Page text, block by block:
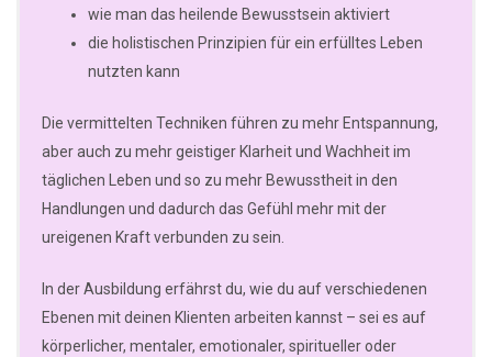
wie man das heilende Bewusstsein aktiviert
die holistischen Prinzipien für ein erfülltes Leben
nutzten kann
Die vermittelten Techniken führen zu mehr Entspannung,
aber auch zu mehr geistiger Klarheit und Wachheit im
täglichen Leben und so zu mehr Bewusstheit in den
Handlungen und dadurch das Gefühl mehr mit der
ureigenen Kraft verbunden zu sein.
In der Ausbildung erfährst du, wie du auf verschiedenen
Ebenen mit deinen Klienten arbeiten kannst – sei es auf
körperlicher, mentaler, emotionaler, spiritueller oder